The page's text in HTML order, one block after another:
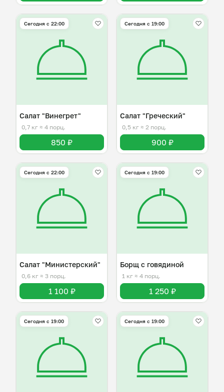
Сегодня с 22:00
Салат "Винегрет"
0,7 кг ≈ 4 порц.
850 ₽
Сегодня с 19:00
Салат "Греческий"
0,5 кг ≈ 2 порц.
900 ₽
Сегодня с 22:00
Салат "Министерский"
0,6 кг ≈ 3 порц.
1 100 ₽
Сегодня с 19:00
Борщ с говядиной
1 кг ≈ 4 порц.
1 250 ₽
Сегодня с 19:00 Сегодня с 19:00